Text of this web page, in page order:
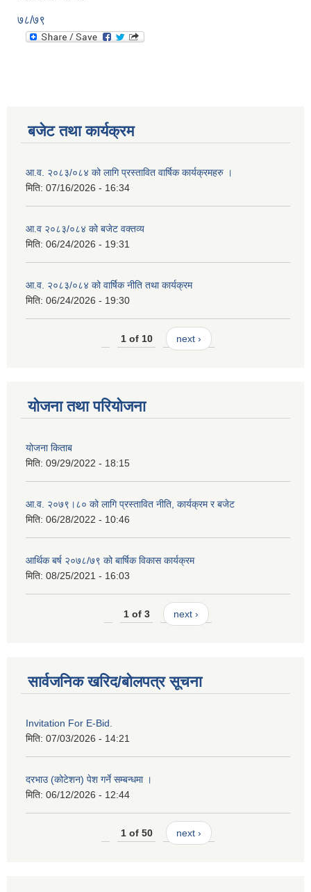
७८/७९
बजेट तथा कार्यक्रम
आ.व. २०८३/०८४ को लागि प्रस्तावित वार्षिक कार्यक्रमहरु ।
मिति: 07/16/2026 - 16:34
आ.व २०८३/०८४ को बजेट वक्तव्य
मिति: 06/24/2026 - 19:31
आ.व. २०८३/०८४ को वार्षिक नीति तथा कार्यक्रम
मिति: 06/24/2026 - 19:30
1 of 10 next ›
योजना तथा परियोजना
योजना किताब
मिति: 09/29/2022 - 18:15
आ.व. २०७९।८० को लागि प्रस्तावित नीति, कार्यक्रम र बजेट
मिति: 06/28/2022 - 10:46
आर्थिक बर्ष २०७८/७९ को बार्षिक विकास कार्यक्रम
मिति: 08/25/2021 - 16:03
1 of 3 next ›
सार्वजनिक खरिद/बोलपत्र सूचना
Invitation For E-Bid.
मिति: 07/03/2026 - 14:21
दरभाउ (कोटेशन) पेश गर्ने सम्बन्धमा ।
मिति: 06/12/2026 - 12:44
1 of 50 next ›